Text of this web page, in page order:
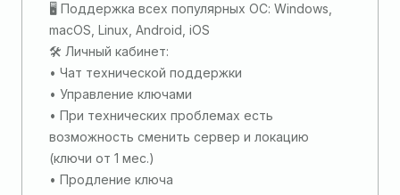
🖥 Поддержка всех популярных ОС: Windows,
macOS, Linux, Android, iOS
🛠 Личный кабинет:
• Чат технической поддержки
• Управление ключами
• При технических проблемах есть
возможность сменить сервер и локацию
(ключи от 1 мес.)
• Продление ключа